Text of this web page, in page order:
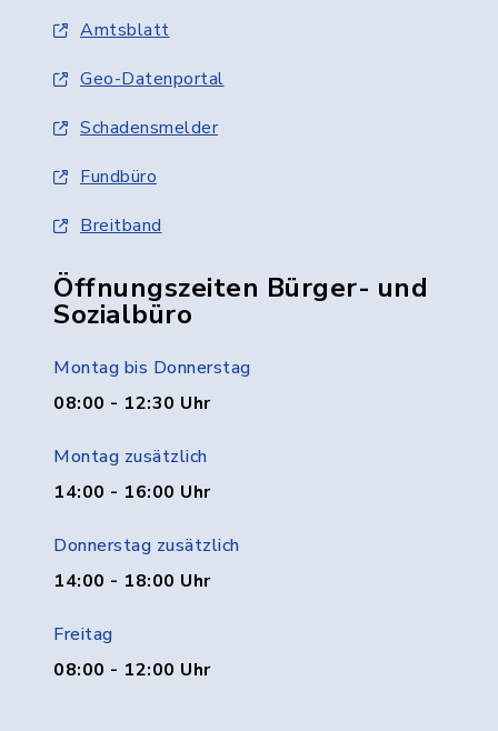
Amtsblatt
Geo-Datenportal
Schadensmelder
Fundbüro
Breitband
Öffnungszeiten Bürger- und
Sozialbüro
Montag bis Donnerstag
08:00 - 12:30 Uhr
Montag zusätzlich
14:00 - 16:00 Uhr
Donnerstag zusätzlich
14:00 - 18:00 Uhr
Freitag
08:00 - 12:00 Uhr